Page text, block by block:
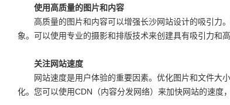
使用高质量的图片和内容
高质量的图片和内容可以增强长沙网站设计的吸引力
象。可以使用专业的摄影和排版技术来创建具有吸引力和高
关注网站速度
网站速度是用户体验的重要因素。优化图片和文件大
化。您可以使用CDN（内容分发网络）来加快网站的速度